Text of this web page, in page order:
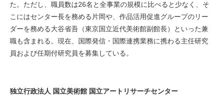
た。ただし、職員数は26名と全事業の規模に比べると少なく、そ
こにはセンター長を務める片岡や、作品活用促進グループのリー
ダーを務める大谷省吾（東京国立近代美術館副館長）といった兼
職も含まれる。現在、国際発信・国際連携業務に携わる主任研究
員および任期付研究員を募集している。
独立行政法人 国立美術館 国立アートリサーチセンター